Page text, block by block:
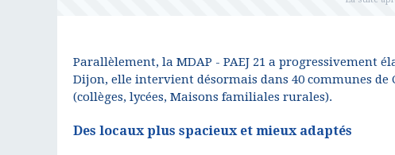
Parallèlement, la MDAP - PAEJ 21 a
Dijon, elle intervient désormais dans 40 communes de
(collèges, lycées, Maisons familiales rurales).
Des locaux plus spacieux et mieux adaptés